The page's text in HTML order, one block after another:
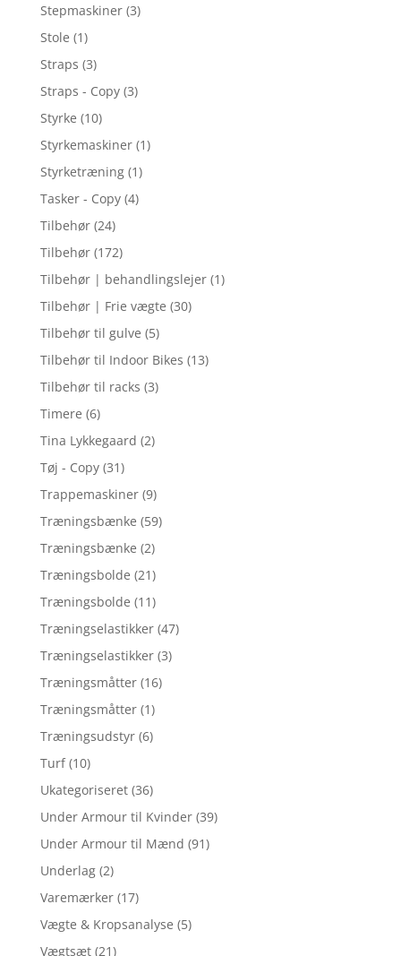
Stepmaskiner (3)
Stole (1)
Straps (3)
Straps - Copy (3)
Styrke (10)
Styrkemaskiner (1)
Styrketræning (1)
Tasker - Copy (4)
Tilbehør (24)
Tilbehør (172)
Tilbehør | behandlingslejer (1)
Tilbehør | Frie vægte (30)
Tilbehør til gulve (5)
Tilbehør til Indoor Bikes (13)
Tilbehør til racks (3)
Timere (6)
Tina Lykkegaard (2)
Tøj - Copy (31)
Trappemaskiner (9)
Træningsbænke (59)
Træningsbænke (2)
Træningsbolde (21)
Træningsbolde (11)
Træningselastikker (47)
Træningselastikker (3)
Træningsmåtter (16)
Træningsmåtter (1)
Træningsudstyr (6)
Turf (10)
Ukategoriseret (36)
Under Armour til Kvinder (39)
Under Armour til Mænd (91)
Underlag (2)
Varemærker (17)
Vægte & Kropsanalyse (5)
Vægtsæt (21)